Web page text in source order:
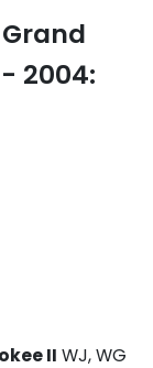
2004:
II WJ, WG